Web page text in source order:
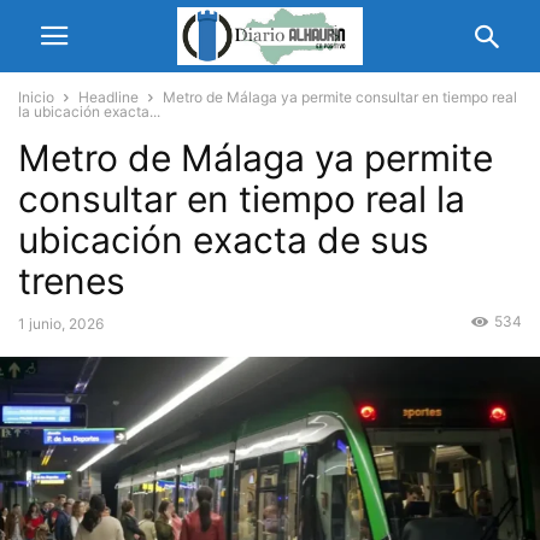
Inicio Headline
Metro de Málaga ya permite consultar en tiempo real
la ubicación exacta...
Metro de Málaga ya permite
consultar en tiempo real la
ubicación exacta de sus
trenes
1 junio, 2026 534